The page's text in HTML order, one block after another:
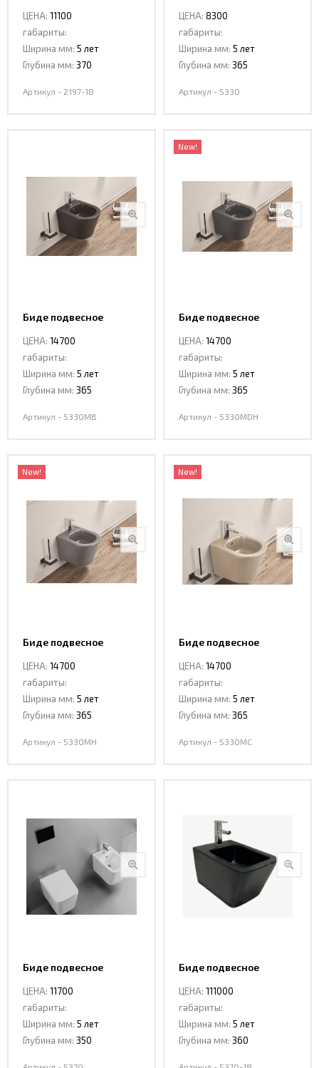
ЦЕНА: 11100
габариты:
Ширина мм: 5 лет
Глубина мм: 370
Артикул - 2197-18
ЦЕНА: 8300
габариты:
Ширина мм: 5 лет
Глубина мм: 365
Артикул - 5330
Биде подвесное
ЦЕНА: 14700
габариты:
Ширина мм: 5 лет
Глубина мм: 365
Артикул - 5330MB
New!
Биде подвесное
ЦЕНА: 14700
габариты:
Ширина мм: 5 лет
Глубина мм: 365
Артикул - 5330MDH
New!
Биде подвесное
ЦЕНА: 14700
габариты:
Ширина мм: 5 лет
Глубина мм: 365
Артикул - 5330MH
New!
Биде подвесное
ЦЕНА: 14700
габариты:
Ширина мм: 5 лет
Глубина мм: 365
Артикул - 5330МС
Биде подвесное
ЦЕНА: 11700
габариты:
Ширина мм: 5 лет
Глубина мм: 350
Биде подвесное
ЦЕНА: 111000
габариты:
Ширина мм: 5 лет
Глубина мм: 360